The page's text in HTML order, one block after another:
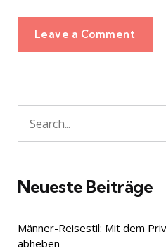
Leave a Comment
Search
for:
Neueste Beiträge
Männer-Reisestil: Mit dem
abheben